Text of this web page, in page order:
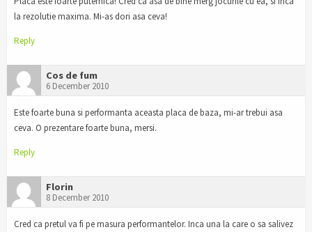
la rezolutie maxima. Mi-as dori asa ceva!
Reply
Cos de fum
6 December 2010
Este foarte buna si performanta aceasta placa de baza, mi-ar trebui asa
ceva. O prezentare foarte buna, mersi.
Reply
Florin
8 December 2010
Cred ca pretul va fi pe masura performantelor. Inca una la care o sa salivez